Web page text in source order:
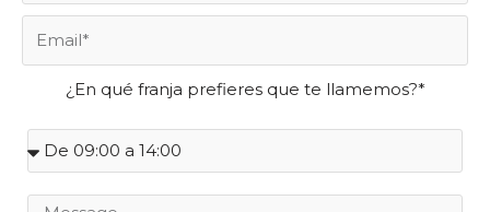
¿En qué franja prefieres que te llamemos?*